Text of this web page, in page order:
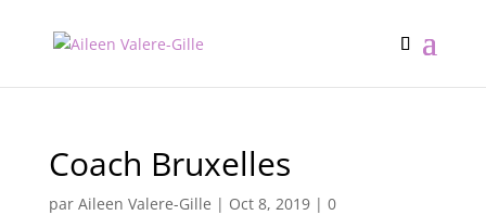
Coach Bruxelles
par Aileen Valere-Gille | Oct 8, 2019| 0